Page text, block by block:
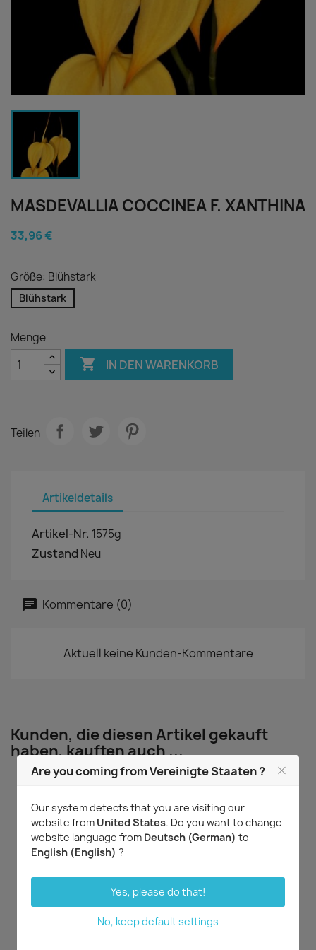
MASDEVALLIA COCCINEA F. XANTHINA
33,96 €
Größe: Blühstark
Blühstark
Menge
 IN DEN WARENKORB
Teilen
Artikeldetails
Artikel-Nr. 1575g
Zustand Neu
Kommentare (0)
Aktuell keine Kunden-Kommentare
Kunden, die diesen Artikel gekauft
haben, kauften auch ...
Vorschau
Cattleya Andean Moon
23,58 €
Vorschau
Paphiopedilum
chamberlainianum var.
Are you coming from Vereinigte Staaten ?
Our system detects that you are visiting our
website from United States. Do you want to change
website language from Deutsch (German) to
English (English) ?
Yes, please do that!
No, keep default settings